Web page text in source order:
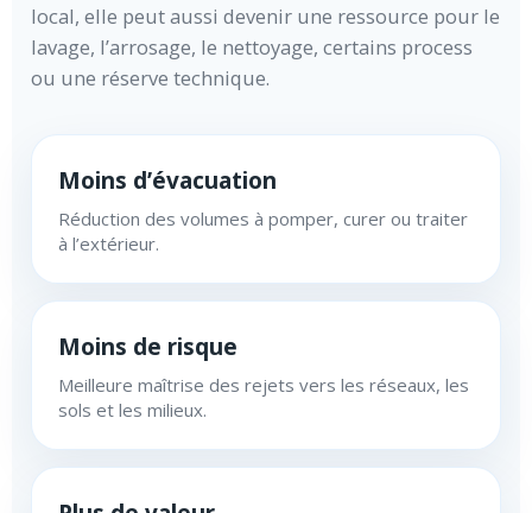
local, elle peut aussi devenir une ressource pour le
lavage, l’arrosage, le nettoyage, certains process
ou une réserve technique.
Moins d’évacuation
Réduction des volumes à pomper, curer ou traiter
à l’extérieur.
Moins de risque
Meilleure maîtrise des rejets vers les réseaux, les
sols et les milieux.